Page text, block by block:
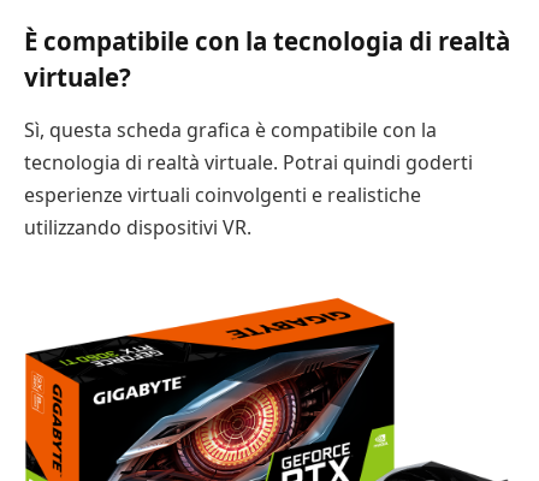
È compatibile con la tecnologia di realtà
virtuale?
Sì, questa scheda grafica è compatibile con la
tecnologia di realtà virtuale. Potrai quindi goderti
esperienze virtuali coinvolgenti e realistiche
utilizzando dispositivi VR.